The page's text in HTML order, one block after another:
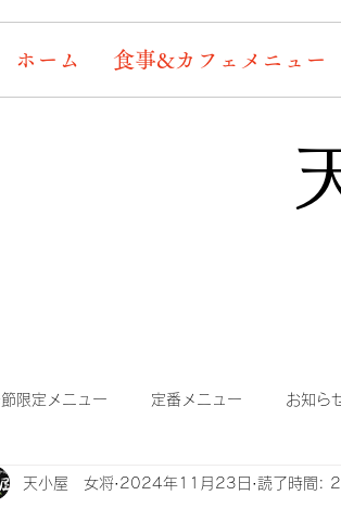
ホーム 食事&カフェメニュー
限定メニュー 定番メニュー お知ら
イケメン&女盛り まかない 蛍
天小屋 女将 2024年11月23日 読了時間: